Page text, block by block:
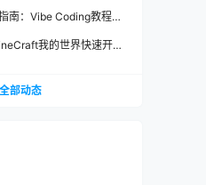
南：Vibe Coding教程篇
我的世界快速开服
部动态